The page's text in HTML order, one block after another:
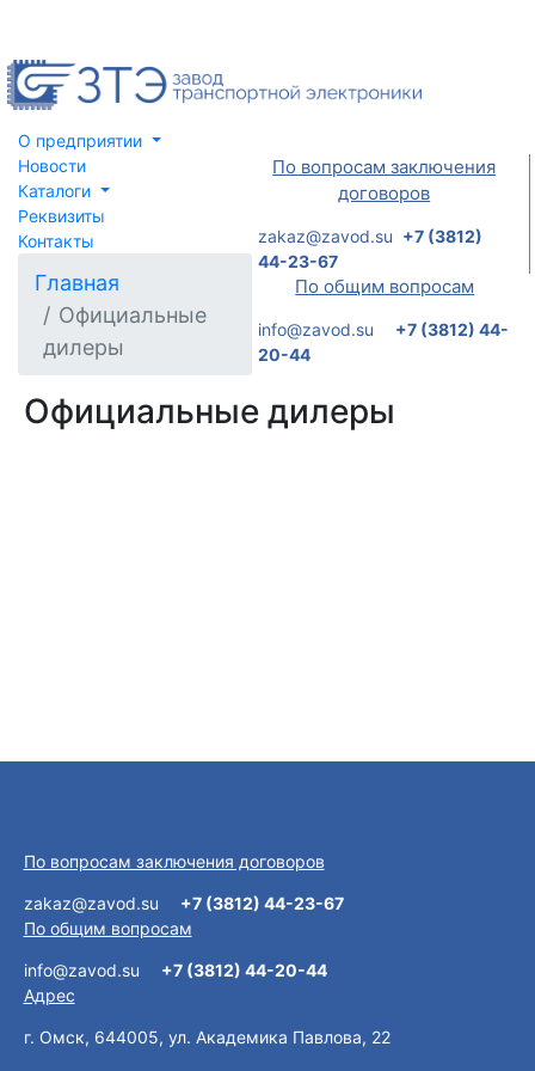
По вопросам заключения
договоров
zakaz@zavod.su +7 (3812)
44-23-67
По общим вопросам
info@zavod.su
+7 (3812) 44-
20-44
О предприятии
Новости
Каталоги
Реквизиты
Контакты
Главная
Официальные
дилеры
Официальные дилеры
По вопросам заключения договоров
zakaz@zavod.su
+7 (3812) 44-23-67
По общим вопросам
info@zavod.su
+7 (3812) 44-20-44
Адрес
г. Омск, 644005, ул. Академика Павлова, 22